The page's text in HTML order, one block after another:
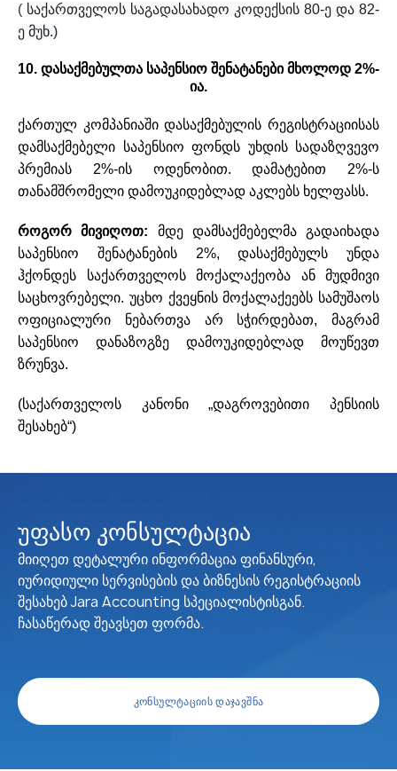
( საქართველოს საგადასახადო კოდექსის 80-ე და 82-
ე მუხ.)
10. დასაქმებულთა საპენსიო შენატანები მხოლოდ 2%-
ია.
ქართულ კომპანიაში დასაქმებულის რეგისტრაციისას
დამსაქმებელი საპენსიო ფონდს უხდის სადაზღვევო
პრემიას 2%-ის ოდენობით. დამატებით 2%-ს
თანამშრომელი დამოუკიდებლად აკლებს ხელფასს.
როგორ მივიღოთ: მდე
დამსაქმებელმა გადაიხადა
საპენსიო შენატანების 2%, დასაქმებულს უნდა
ჰქონდეს საქართველოს მოქალაქეობა ან მუდმივი
საცხოვრებელი. უცხო ქვეყნის მოქალაქეებს სამუშაოს
ოფიციალური ნებართვა არ სჭირდებათ, მაგრამ
საპენსიო დანაზოგზე დამოუკიდებლად მოუწევთ
ზრუნვა.
(საქართველოს კანონი „დაგროვებითი პენსიის
შესახებ“)
უფასო კონსულტაცია
მიიღეთ დეტალური ინფორმაცია ფინანსური,
იურიდიული სერვისების და ბიზნესის რეგისტრაციის
შესახებ Jara Accounting სპეციალისტისგან.
ჩასაწერად შეავსეთ ფორმა.
ᲙᲝᲜᲡᲣᲚᲢᲐᲪᲘᲘᲡ ᲓᲐᲯᲐᲕᲨᲜᲐ